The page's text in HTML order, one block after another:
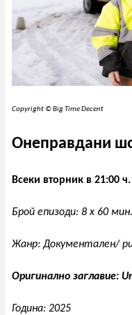
Copyright © Big Time Decent
Онеправдани
Всеки вторник в 21:00
Брой епизоди: 8 x 60 мин.
Жанр: Документален/
Оригинално заглавие:
Година: 2025